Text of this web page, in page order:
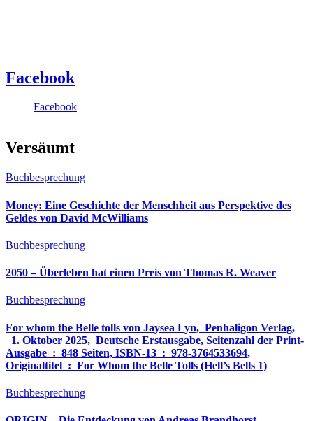
Facebook
Facebook
Versäumt
Buchbesprechung
Money: Eine Geschichte der Menschheit aus Perspektive des
Geldes von David McWilliams
Buchbesprechung
2050 – Überleben hat einen Preis von Thomas R. Weaver
Buchbesprechung
For whom the Belle tolls von Jaysea Lyn, ‎ Penhaligon Verlag,
‎ 1. Oktober 2025, ‎ Deutsche Erstausgabe, Seitenzahl der Print-
Ausgabe ‏ : ‎ 848 Seiten, ISBN-13 ‏ : ‎ 978-3764533694,
Originaltitel ‏ : ‎ For Whom the Belle Tolls (Hell’s Bells 1)
Buchbesprechung